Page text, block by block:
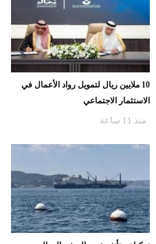
10 ملايين ريال لتمويل رواد الأعمال في
الاستثمار الاجتماعي
منذ 11 ساعة